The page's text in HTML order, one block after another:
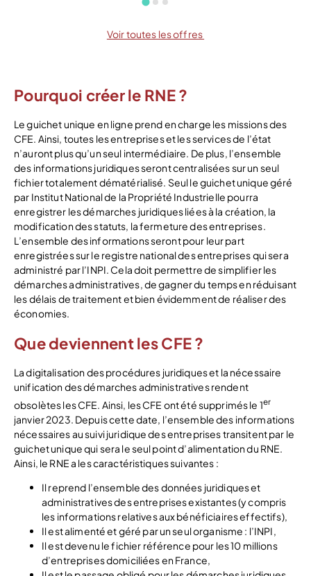
Voir toutes les offres
Pourquoi créer le RNE ?
Le guichet unique en ligne prend en charge les missions des
CFE. Ainsi, toutes les entreprises et les services de l’état
n’auront plus qu’un seul intermédiaire. De plus, l’ensemble
des informations juridiques seront centralisées sur un seul
fichier totalement dématérialisé. Seul le guichet unique géré
par Institut National de la Propriété Industrielle pourra
enregistrer les démarches juridiques liées à la création, la
modification des statuts, la fermeture des entreprises.
L’ensemble des informations seront pour leur part
enregistrées sur le registre national des entreprises qui sera
administré par l’INPI. Cela doit permettre de simplifier les
démarches administratives, de gagner du temps en réduisant
les délais de traitement et bien évidemment de réaliser des
économies.
Que deviennent les CFE ?
La digitalisation des procédures juridiques et la nécessaire
unification des démarches administratives rendent
obsolètes les CFE. Ainsi, les CFE ont été supprimés le 1er
janvier 2023. Depuis cette date, l’ensemble des informations
nécessaires au suivi juridique des entreprises transitent par le
guichet unique qui sera le seul point d’alimentation du RNE.
Ainsi, le RNE a les caractéristiques suivantes :
Il reprend l’ensemble des données juridiques et
administratives des entreprises existantes (y compris
les informations relatives aux bénéficiaires effectifs),
Il est alimenté et géré par un seul organisme : l’INPI,
Il est devenu le fichier référence pour les 10 millions
d’entreprises domiciliées en France,